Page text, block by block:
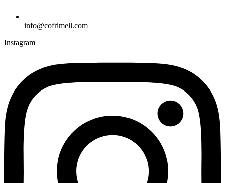
info@cofrimell.com
Instagram